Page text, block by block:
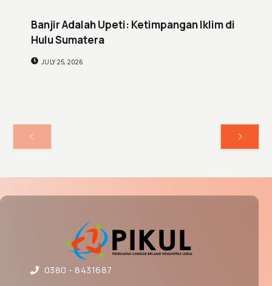
Banjir Adalah Upeti: Ketimpangan Iklim di
Hulu Sumatera
JULY 25, 2026
0380 - 8431687